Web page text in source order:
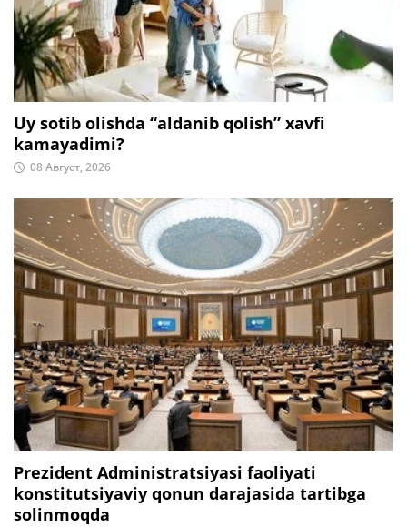
Uy sotib olishda “aldanib qolish” xavfi
kamayadimi?
08 Август, 2026
Prezident Administratsiyasi faoliyati
konstitutsiyaviy qonun darajasida tartibga
solinmoqda